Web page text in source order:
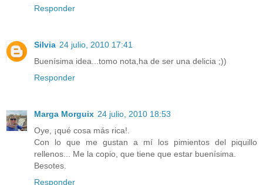
Responder
Silvia 24 julio, 2010 17:41
Buenísima idea...tomo nota,ha de ser una delicia ;))
Responder
Marga Morguix 24 julio, 2010 18:53
Oye, ¡qué cosa más rica!.
Con lo que me gustan a mí los pimientos del piquillo
rellenos... Me la copio, que tiene que estar buenísima.
Besotes.
Responder